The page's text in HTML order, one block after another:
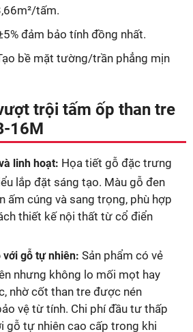
tấm.
đảm bảo tính đồng nhất.
bề mặt tường/trần phẳng mịn
trội tấm ốp than tre
16M
linh hoạt: Họa tiết gỗ đặc trưng
lắp đặt sáng tạo. Màu gỗ đen
ấm cúng và sang trọng, phù hợp
thiết kế nội thất từ cổ điển
gỗ tự nhiên: Sản phẩm có vẻ
nhưng không lo mối mọt hay
nhờ cốt than tre được nén
vệ từ tính. Chi phí đầu tư thấp
gỗ tự nhiên cao cấp trong khi